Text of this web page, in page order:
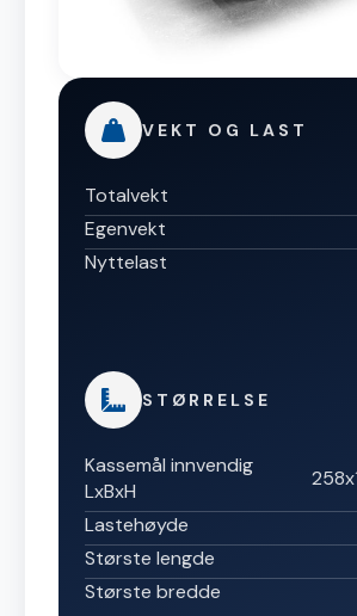
VEKT OG LAST
Totalvekt
Egenvekt
Nyttelast
STØRRELSE
Kassemål innvendig
LxBxH
Lastehøyde
Største lengde
Største bredde